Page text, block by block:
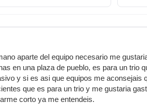
aparte del equipo necesario me
en una plaza de pueblo, es para un trio
y si es asi que equipos me aconsejais
que es para un trio y me gustaria
corto ya me entendeis.